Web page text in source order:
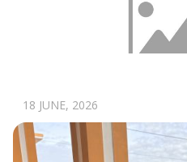
18 JUNE, 2026